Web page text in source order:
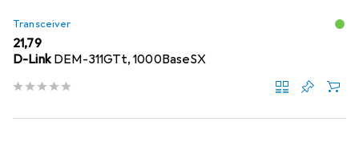
Transceiver
EUR
21,79
D-Link DEM-311GTt, 1000BaseSX